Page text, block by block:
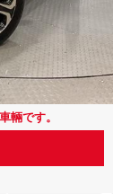
輛です。